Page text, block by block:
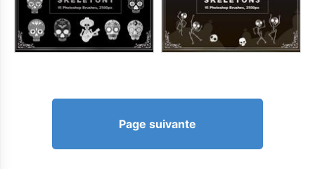
Page suivante